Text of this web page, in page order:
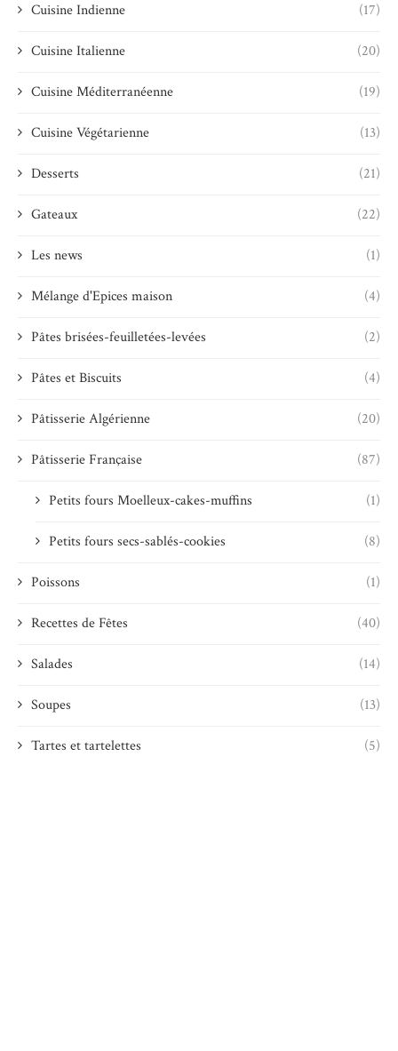
Cuisine Indienne (17)
Cuisine Italienne (20)
Cuisine Méditerranéenne (19)
Cuisine Végétarienne (13)
Desserts (21)
Gateaux (22)
Les news (1)
Mélange d'Epices maison (4)
Pâtes brisées-feuilletées-levées (2)
Pâtes et Biscuits (4)
Pâtisserie Algérienne (20)
Pâtisserie Française (87)
Petits fours Moelleux-cakes-muffins (1)
Petits fours secs-sablés-cookies (8)
Poissons (1)
Recettes de Fêtes (40)
Salades (14)
Soupes (13)
Tartes et tartelettes (5)